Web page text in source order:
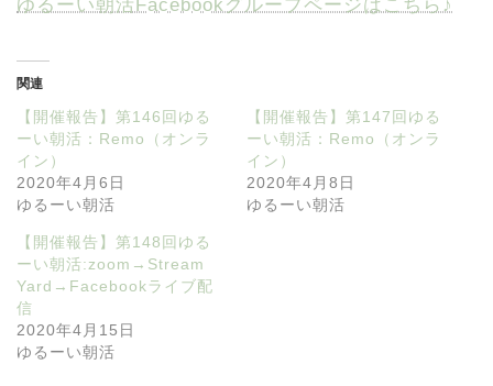
ゆるーい朝活Facebookグループページはこちら♪
関連
【開催報告】第146回ゆる
ーい朝活：Remo（オンラ
イン）
2020年4月6日
ゆるーい朝活
【開催報告】第147回ゆる
ーい朝活：Remo（オンラ
イン）
2020年4月8日
ゆるーい朝活
【開催報告】第148回ゆる
ーい朝活:zoom→Stream
Yard→Facebookライブ配
信
2020年4月15日
ゆるーい朝活